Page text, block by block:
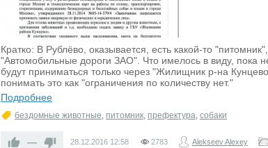
Кратко: В Рублёво, оказывается, есть какой-то
"Автомобильные дороги ЗАО". Что имелось в виду, пока
будут приниматься только через "Жилищник р-на
понимать это как "ограничения по количеству нет."
Подробнее
бездомные животные, питомник, префектура, собаки
— 28.12.2016 12:58 2783 Alekseev Alexey